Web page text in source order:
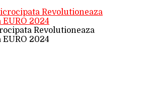
Revolutioneaza
2024